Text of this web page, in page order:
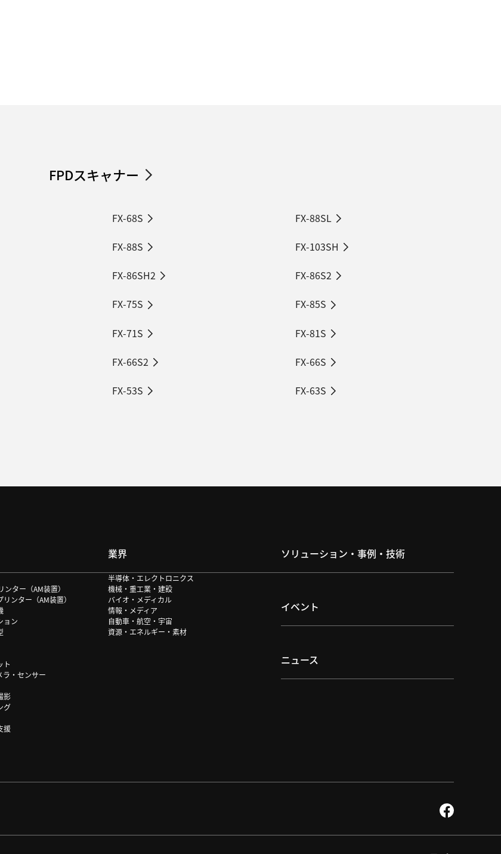
FPDスキャナー
FX-68S FX-88SL
FX-88S FX-103SH
FX-86SH2 FX-86S2
FX-75S FX-85S
FX-71S FX-81S
FX-66S2 FX-66S
FX-53S FX-63S
ンター（AM装置）
ンター（AM装置）
ョン
ト
ラ・センサー
影
グ
援
業界
半導体・エレクトロニクス
機械・重工業・建設
バイオ・メディカル
情報・メディア
自動車・航空・宇宙
資源・エネルギー・素材
ソリューション・事例・技術
イベント
ニュース